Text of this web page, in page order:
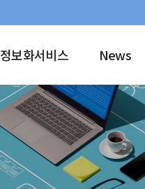
정보화서비스 News